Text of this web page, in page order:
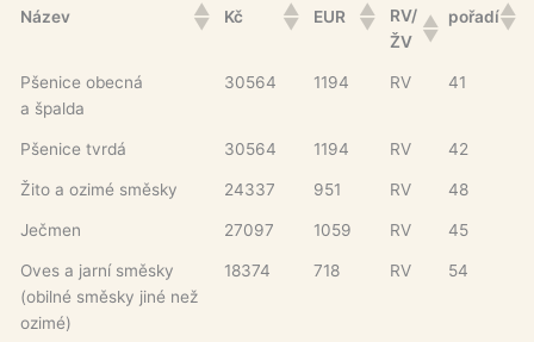
Název Kč EUR
RV/
ŽV
pořadí
Pšenice obecná
a špalda
30564 1194 RV 41
Pšenice tvrdá 30564 1194 RV 42
Žito a ozimé směsky 24337 951 RV 48
Ječmen 27097 1059 RV 45
Oves a jarní směsky
(obilné směsky jiné než
ozimé)
18374 718 RV 54